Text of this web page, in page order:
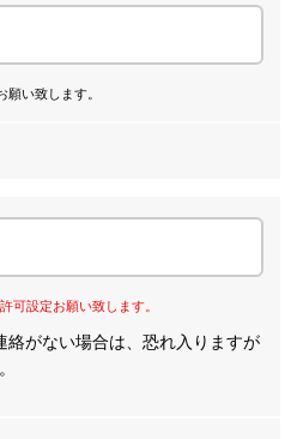
願い致します。
可設定お願い致します。
絡がない場合は、恐れ入りますが